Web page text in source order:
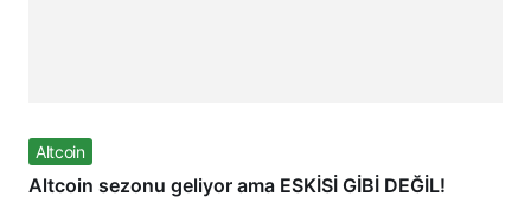
Altcoin
Altcoin sezonu geliyor ama ESKİSİ GİBİ DEĞİL!